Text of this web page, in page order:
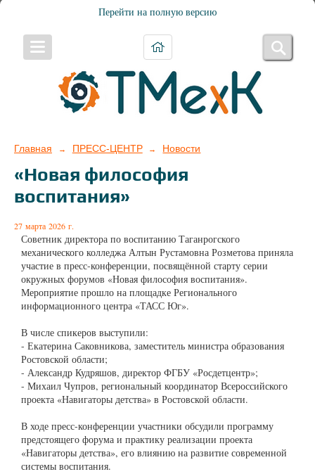
Перейти на полную версию
Главная → ПРЕСС-ЦЕНТР → Новости
«Новая философия
воспитания»
27 марта 2026 г.
Советник директора по воспитанию Таганрогского
механического колледжа Алтын Рустамовна Розметова приняла
участие в пресс-конференции, посвящённой старту серии
окружных форумов «Новая философия воспитания».
Мероприятие прошло на площадке Регионального
информационного центра «ТАСС Юг».
В числе спикеров выступили:
- Екатерина Саковникова, заместитель министра образования
Ростовской области;
- Александр Кудряшов, директор ФГБУ «Росдетцентр»;
- Михаил Чупров, региональный координатор Всероссийского
проекта «Навигаторы детства» в Ростовской области.
В ходе пресс-конференции участники обсудили программу
предстоящего форума и практику реализации проекта
«Навигаторы детства», его влиянию на развитие современной
системы воспитания.